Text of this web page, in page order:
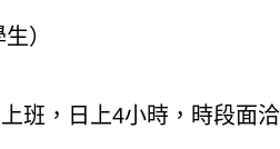
）
班，日上4小時，時段面洽